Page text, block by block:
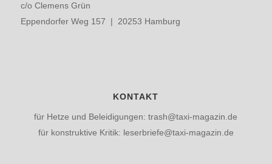
c/o Clemens Grün
Eppendorfer Weg 157 | 20253 Hamburg
KONTAKT
für Hetze und Beleidigungen: trash@taxi-magazin.de
für konstruktive Kritik: leserbriefe@taxi-magazin.de